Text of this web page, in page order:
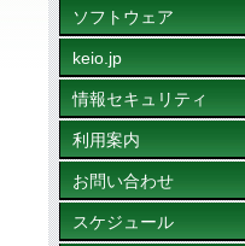
ソフトウェア
keio.jp
情報セキュリティ
利用案内
お問い合わせ
スケジュール